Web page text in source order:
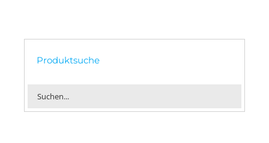
Produktsuche